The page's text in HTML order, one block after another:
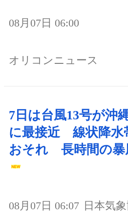
08月07日 06:00
オリコンニュース
7日は台風13号が沖
に最接近 線状降水
おそれ 長時間の暴
08月07日 06:07 日本気